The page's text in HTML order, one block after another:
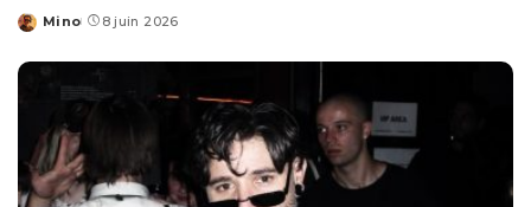
Posted
Mino 8 juin 2026